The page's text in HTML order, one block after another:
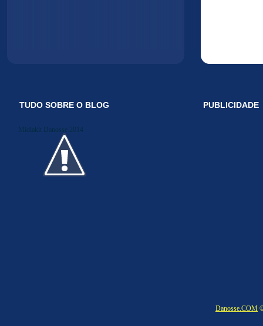
TUDO SOBRE O BLOG
Midiakit Danosse 2014
PUBLICIDADE
Danosse.COM